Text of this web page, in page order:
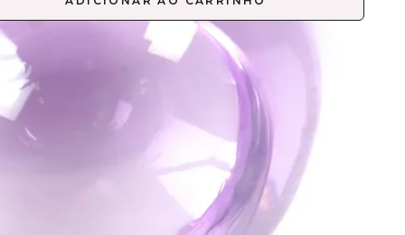
Mais opções de pagamento
Faciais de Massagem para os Olhos são
de dois rolos de massagem de crioterapia
foram concebidos para reduzir o vermelhidão e
na zona de contorno dos olhos,
firmeza à pele. Aconselhamos a serem
num local frio para melhorar a circulação
reduzir olheiras e drenar os gânglios